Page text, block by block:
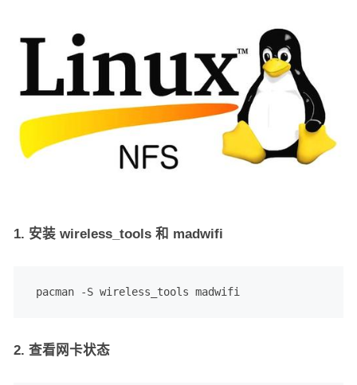
1. 安装 wireless_tools 和 madwifi
pacman -S wireless_tools madwifi
2. 查看网卡状态